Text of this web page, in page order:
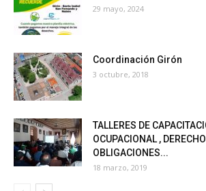
29 mayo, 2024
Coordinación Girón
3 octubre, 2018
TALLERES DE
OCUPACIONAL ,
OBLIGACIONES...
18 marzo, 2019